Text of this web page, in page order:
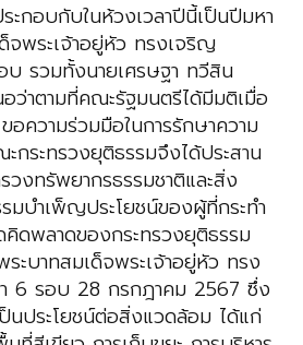
ะกอบกับในห้วงเวลาปีนี้เป็นปีมหา
จพระเจ้าอยู่หัว ทรงเจริญ
รวมทั้งนายเศรษฐา ทวีสิน
ว่าตามที่คณะรัฐมนตรีได้มีมติเมื่อ
ความร่วมมือในการรักษาความ
กระทรวงยุติธรรมจึงได้ประสาน
วงทรัพยากรธรรมชาติและสิ่ง
มบำเพ็ญประโยชน์ของผู้ที่กระทำ
ดพลาดของกระทรวงยุติธรรม
ะบาทสมเด็จพระเจ้าอยู่หัว ทรง
6 รอบ 28 กรกฎาคม 2567 ซึ่ง
นประโยชน์ต่อสิ่งแวดล้อม ได้แก่